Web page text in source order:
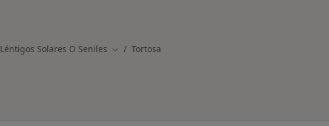
Léntigos Solares O Seniles Cambiar de ciudad
Tortosa